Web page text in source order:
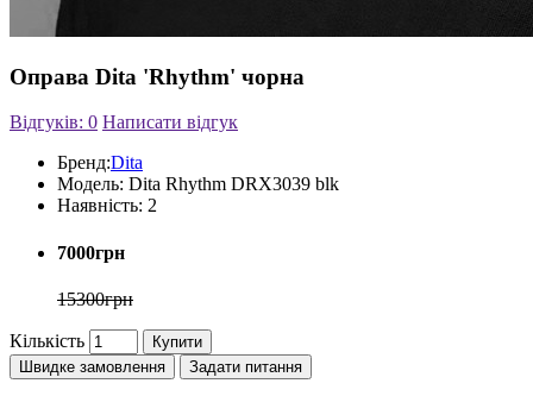
Оправа Dita 'Rhythm' чорна
Відгуків: 0 Написати відгук
Бренд:Dita
Модель: Dita Rhythm DRX3039 blk
Наявність: 2
7000грн
15300грн
Кількість
Купити
Швидке замовлення
Задати питання